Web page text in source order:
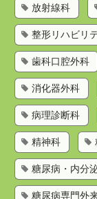
放射線科
整形リハビリ
歯科口腔外科
消化器外科
病理診断科
精神科
糖尿病・内分
糖尿病専門外